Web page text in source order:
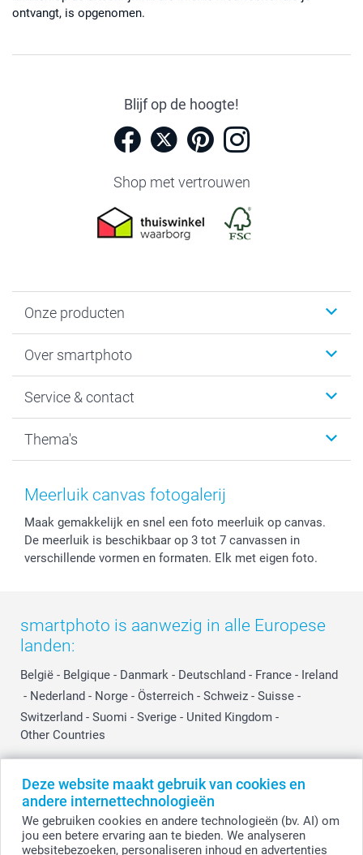
Deze website maakt gebruik van cookies en
andere internettechnologieën
We gebruiken cookies en andere technologieën (bv. AI) om
jou een betere ervaring aan te bieden. We analyseren
websitebezoeken, personaliseren inhoud en advertenties
ontvangt, is opgenomen.
Blijf op de hoogte!
Shop met vertrouwen
Onze producten
Fotoboeken
Fotocadeaus
Kaarten
Over smartphoto
Vacatures
Bestelproces
Herroepingsrecht
Cookiebeleid
Reviews
Service & contact
Tevredenheidsgarantie
Mijn orderstatus
smartfriends
service@smartphoto.nl
Thema's
Baby
Vaderdag
Huwelijk
Meerluik canvas fotogalerij
Maak gemakkelijk en snel een foto meerluik op canvas.
De meerluik is beschikbaar op 3 tot 7 canvassen in
verschillende vormen en formaten. Elk met eigen foto.
smartphoto is aanwezig in alle Europese
landen:
België - Belgique - Danmark - Deutschland - France - Ireland
- Nederland - Norge - Österreich - Schweiz - Suisse -
Switzerland - Suomi - Sverige - United Kingdom -
Other Countries
© smartphoto group. Alle rechten voorbehouden.Disclaimer
Alle prijzen zijn in EURO (€) inclusief BTW en exclusief verzendkosten.